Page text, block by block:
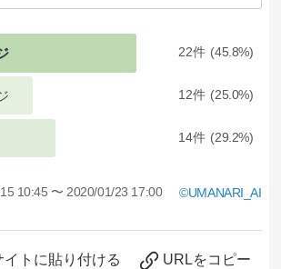
22 45.8
12 25.0
14 29.2
10:45 〜 2020/01/23 17:00 UMANARI_AI
イトに貼り付ける URLをコピー